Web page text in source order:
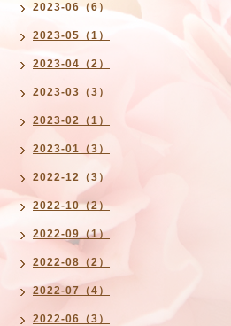
2023-06（6）
2023-05（1）
2023-04（2）
2023-03（3）
2023-02（1）
2023-01（3）
2022-12（3）
2022-10（2）
2022-09（1）
2022-08（2）
2022-07（4）
2022-06（3）